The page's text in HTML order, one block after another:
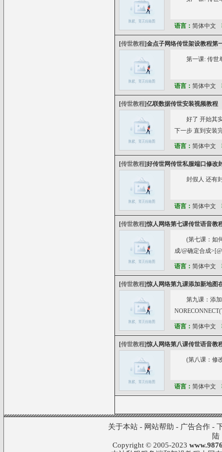
语言： 简体中文
[传世教程]金点子网络传世架设教程第
第一课: 传世
语言： 简体中文
[传世教程]亿联数据传世安装视频教程
好了 开始其
下一步 直到安装
语言： 简体中文
[传世教程]好传世网传世私服端口修改
封假人 还有
语言： 简体中文
[传世教程]惊人网络第七课传世语音教
(第七课：如
成/@确定合成
3GAMEGOLD 1
语言： 简体中文
[传世教程]惊人网络第九课添加新地图
第九课：添
语言： 简体中文
[传世教程]惊人网络第八课传世语音教
(第八课：修
语言： 简体中文
关于本站- 网站帮助 - 广告合作-
陆
Copyright © 2005-2023